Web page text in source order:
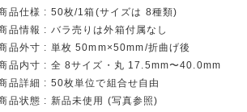
品仕様 : 50枚/1箱(サイズは 8種類)
品情報 : バラ売りは外箱付属なし
品外寸 : 単枚 50mm×50mm/折曲げ後
品内寸 : 全 8サイズ・丸 17.5mm〜40.0mm
品詳細 : 50枚単位で組合せ自由
品状態 : 新品未使用 (写真参照)